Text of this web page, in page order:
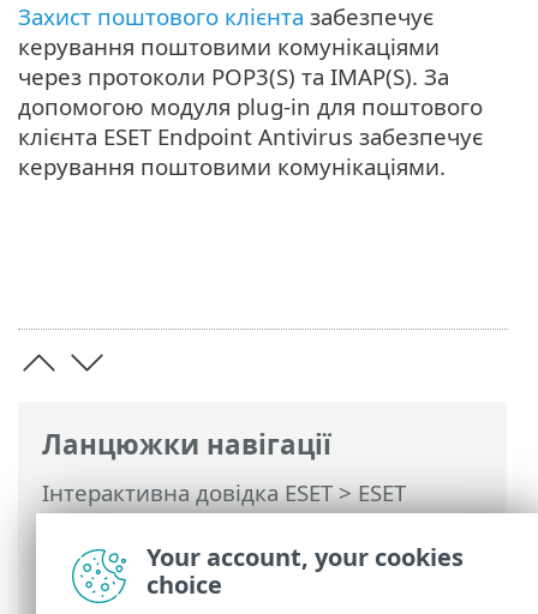
Ланцюжки навігації
Інтерактивна довідка ESET>ESET
Endpoint Antivirus>З використанням
ESET Endpoint Antivirus>Параметри>
Інтернет і електронна пошта
Захист поштового клієнта забезпечує
керування поштовими комунікаціями
через протоколи POP3(S) та IMAP(S). За
допомогою модуля plug-in для поштового
клієнта ESET Endpoint Antivirus забезпечує
керування поштовими комунікаціями.
Your account, your cookies
choice